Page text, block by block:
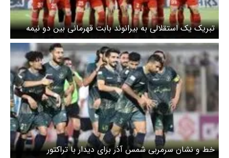
تبریک یک استقلالی به بیرانوند بابت قهرمانی بین دو نیمه
بازی
خط و نشان سرمربی شمس آذر برای دیدار با تراکتور